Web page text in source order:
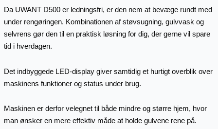
Da UWANT D500 er ledningsfri, er den nem at bevæge rundt med
under rengøringen. Kombinationen af støvsugning, gulvvask og
selvrens gør den til en praktisk løsning for dig, der gerne vil spare
tid i hverdagen.
Det indbyggede LED-display giver samtidig et hurtigt overblik over
maskinens funktioner og status under brug.
Maskinen er derfor velegnet til både mindre og større hjem, hvor
man ønsker en mere effektiv måde at holde gulvene rene på.